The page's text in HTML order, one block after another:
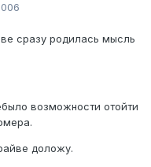
сразу родилась мысль
возможности отойти
доложу.